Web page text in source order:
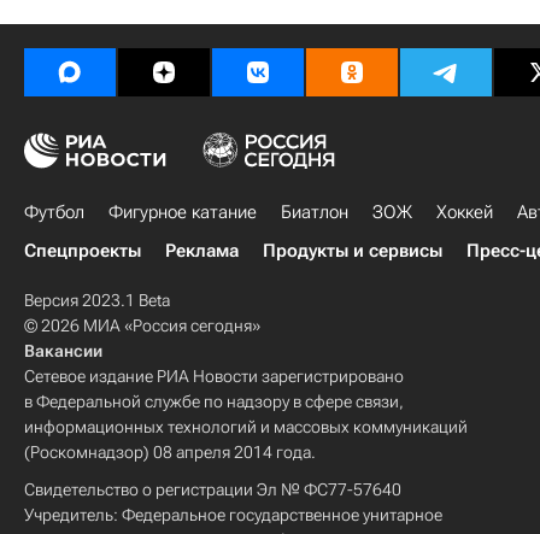
Футбол Фигурное катание Биатлон ЗОЖ Хоккей
Спецпроекты
Реклама Продукты и сервисы Пресс-
Версия 2023.1 Beta
© 2026 МИА «Россия сегодня»
Вакансии
Сетевое издание РИА Новости зарегистрировано
в Федеральной службе по надзору в сфере связи,
информационных технологий и массовых коммуникаций
(Роскомнадзор) 08 апреля 2014 года.
Свидетельство о регистрации Эл № ФС77-57640
Учредитель: Федеральное государственное унитарное